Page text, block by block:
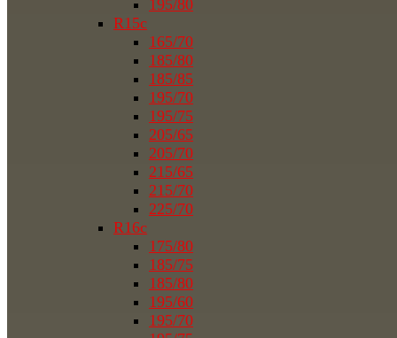
195/80
R15c
165/70
185/80
185/85
195/70
195/75
205/65
205/70
215/65
215/70
225/70
R16c
175/80
185/75
185/80
195/60
195/70